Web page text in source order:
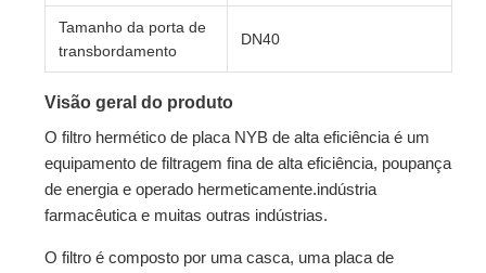
Tamanho da porta de
transbordamento
DN40
Visão geral do produto
O filtro hermético de placa NYB de alta eficiência é um
equipamento de filtragem fina de alta eficiência, poupança
de energia e operado hermeticamente.indústria
farmacêutica e muitas outras indústrias.
O filtro é composto por uma casca, uma placa de